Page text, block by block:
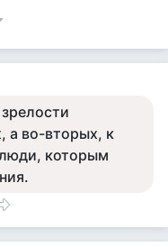
а во-вторых, к
которым